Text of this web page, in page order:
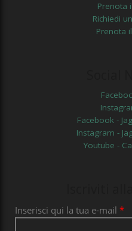
Prenota
Richiedi
Prenota
Facebook -
Instagram -
Youtube -